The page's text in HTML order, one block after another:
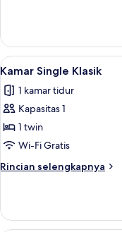
Kamar
Quadruple
Mewah
Lihat
semua
foto
untuk
Kamar
Single
Klasik
6
Kamar Single Klasik
1 kamar tidur
Kapasitas 1
1 twin
Wi-Fi Gratis
Rincian selengkapnya
Rincian
Kamar
Single